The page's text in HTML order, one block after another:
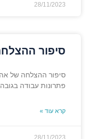
28/11/2023
סיפור
סיפור ההצלחה של
פתרונות עבודה בגובה
קרא עוד »
28/11/2023